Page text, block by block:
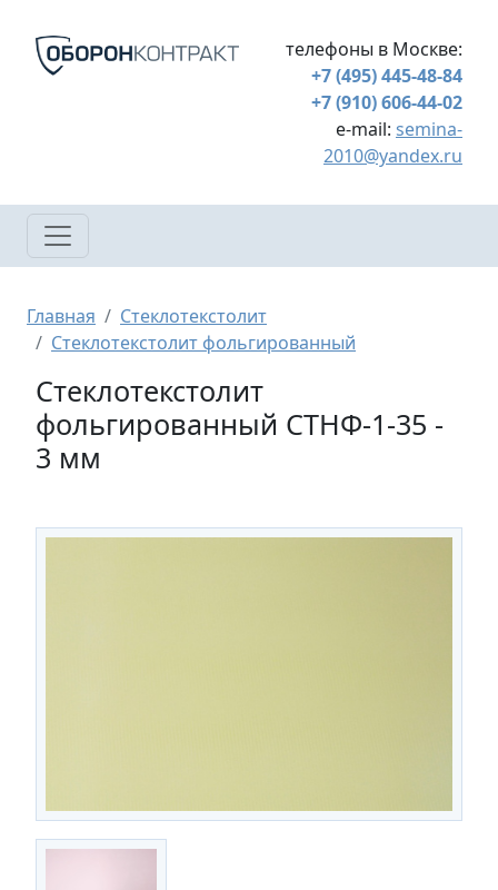
телефоны в Москве:
+7 (495) 445-48-84
+7 (910) 606-44-02
e-mail: semina-
2010@yandex.ru
Строка навигации
Главная
Стеклотекстолит
Стеклотекстолит фольгированный
Стеклотекстолит
фольгированный СТНФ-1-35 -
3 мм